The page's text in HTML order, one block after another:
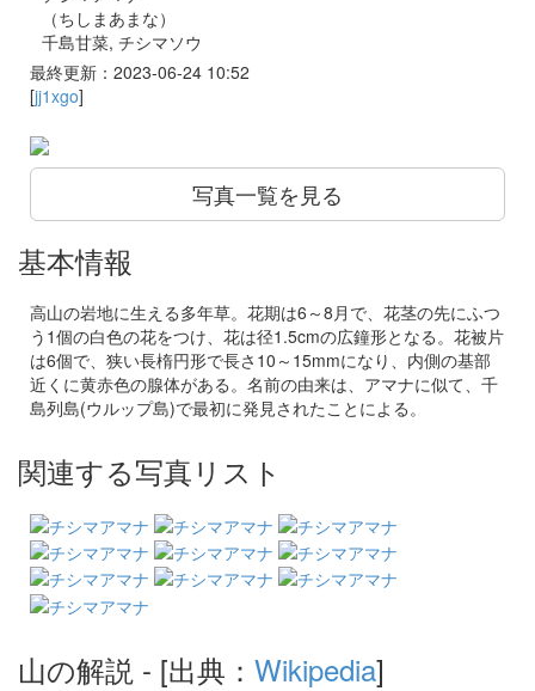
（ちしまあまな）
千島甘菜, チシマソウ
最終更新：2023-06-24 10:52
[jj1xgo]
写真一覧を見る
基本情報
高山の岩地に生える多年草。花期は6～8月で、花茎の先にふつ
う1個の白色の花をつけ、花は径1.5cmの広鐘形となる。花被片
は6個で、狭い長楕円形で長さ10～15mmになり、内側の基部
近くに黄赤色の腺体がある。名前の由来は、アマナに似て、千
島列島(ウルップ島)で最初に発見されたことによる。
関連する写真リスト
山の解説 - [出典： Wikipedia]